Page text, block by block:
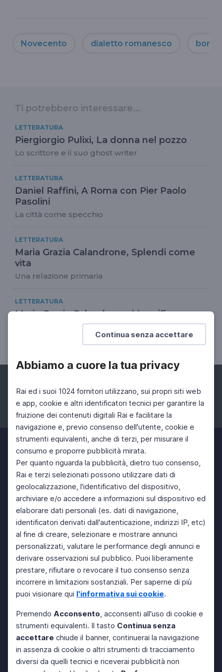
Continua senza accettare
Abbiamo a cuore la tua privacy
Rai ed i suoi 1024 fornitori utilizzano, sui propri siti web
e app, cookie e altri identificatori tecnici per garantire la
fruizione dei contenuti digitali Rai e facilitare la
navigazione e, previo consenso dell'utente, cookie e
strumenti equivalenti, anche di terzi, per misurare il
consumo e proporre pubblicità mirata.
Per quanto riguarda la pubblicità, dietro tuo consenso,
Rai e terzi selezionati possono utilizzare dati di
geolocalizzazione, l'identificativo del dispositivo,
archiviare e/o accedere a informazioni sul dispositivo ed
elaborare dati personali (es. dati di navigazione,
identificatori derivati dall'autenticazione, indirizzi IP, etc)
al fine di creare, selezionare e mostrare annunci
personalizzati, valutare le performance degli annunci e
derivare osservazioni sul pubblico. Puoi liberamente
prestare, rifiutare o revocare il tuo consenso senza
incorrere in limitazioni sostanziali. Per saperne di più
puoi visionare qui l'informativa sui cookie.
Premendo Acconsento, acconsenti all'uso di cookie e
strumenti equivalenti. Il tasto Continua senza
accettare chiude il banner, continuerai la navigazione
in assenza di cookie o altri strumenti di tracciamento
diversi da quelli tecnici e riceverai pubblicità non
Novecento dialetto romanesco
Ti potrebbero interessare...
LETTERATURA
Piergiorgio Pulixi, La donna nel pozzo
Lo scrittore e il suo ghost writer
LETTERATURA
Daniel Raffini, A Roma con Pier Paolo
Pasolini
La città come specchio
LETTERATURA
Maria Grazia Calandrone, Splendi come
vita
Una relazione primaria
LETTERATURA
Maria Grazia Calandrone, Magnifico e
tremendo stava l'amore
Salvarsi dalla violenza
Facebook Instagram Twitter